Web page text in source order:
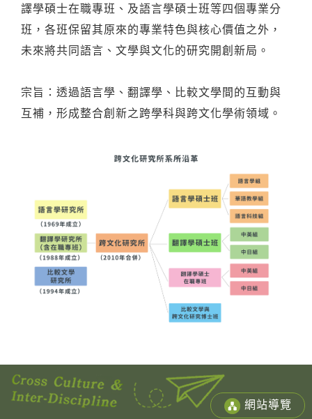
譯學碩士在職專班、及語言學碩士班等四個專業分
班，各班保留其原來的專業特色與核心價值之外，
未來將共同語言、文學與文化的研究開創新局。
宗旨：透過語言學、翻譯學、比較文學間的互動與
互補，形成整合創新之跨學科與跨文化學術領域。
網站導覽